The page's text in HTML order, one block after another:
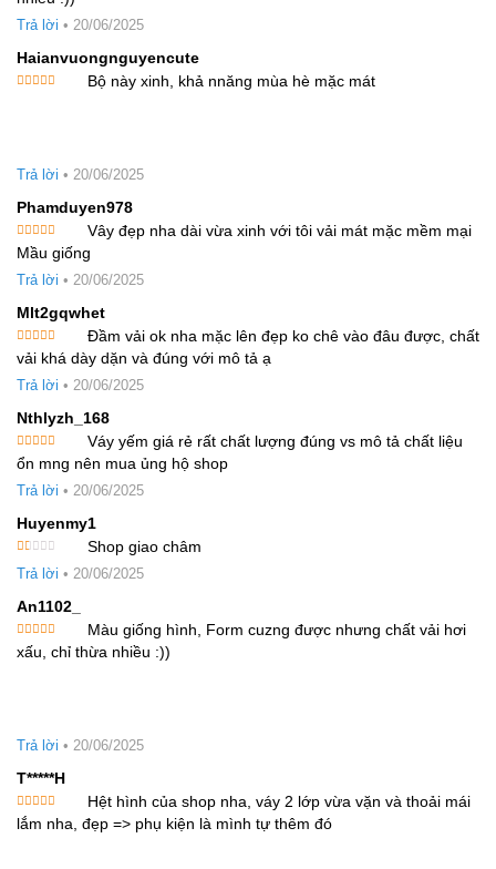
hạng55
sao
Trả lời • 20/06/2025
Haianvuongnguyencute
Bộ này xinh, khả nnăng mùa hè mặc mát
Trả lời • 20/06/2025
Phamduyen978
Được xếp
hạng5 5
sao
Vây đẹp nha dài vừa xinh với tôi vải mát mặc mềm mại
Mầu giống
Trả lời • 20/06/2025
Mlt2gqwhet
Được xếp
hạng55
sao
Đầm vải ok nha mặc lên đẹp ko chê vào đâu được, chất
vải khá dày dặn và đúng với mô tả ạ
Trả lời • 20/06/2025
Nthlyzh_168
Được xếp
hạng55
sao
Váy yếm giá rẻ rất chất lượng đúng vs mô tả chất liệu
ổn mng nên mua ủng hộ shop
Trả lời • 20/06/2025
Huyenmy1
xếp
1
5
sao
Shop giao châm
Trả lời • 20/06/2025
An1102_
Được
xếp hạng
Màu giống hình, Form cuzng được nhưng chất vải hơi
xấu, chỉ thừa nhiều :))
Trả lời • 20/06/2025
T*****h
Được xếp
hạng 55
Hệt hình của shop nha, váy 2 lớp vừa vặn và thoải mái
lắm nha, đẹp => phụ kiện là mình tự thêm đó